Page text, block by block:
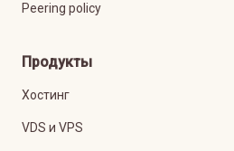
Peering policy
Продукты
Хостинг
VDS и VPS